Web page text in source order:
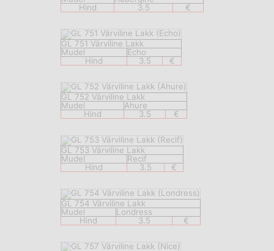
Hind
3.5 €
GL 751 Värviline Lakk
Mudel
Echo
Hind
3.5 €
GL 752 Värviline Lakk
Mudel
Ahure
Hind
3.5 €
GL 753 Värviline Lakk
Mudel
Recif
Hind
3.5 €
GL 754 Värviline Lakk
Mudel
Londress
Hind
3.5 €